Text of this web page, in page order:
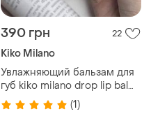
390 грн 22
Kiko Milano
Увлажняющий бальзам для
губ kiko milano drop lip balm
01
(1)